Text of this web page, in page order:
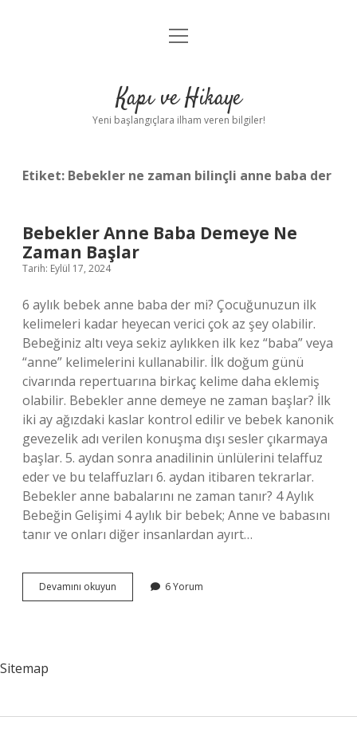
Anasayfa
Yasal Uyarı
menüyü
Kapı ve Hikaye
Yeni başlangıçlara ilham veren bilgiler!
Etiket: Bebekler ne zaman bilinçli anne baba der
Bebekler Anne Baba Demeye Ne
Zaman Başlar
Tarih: Eylül 17, 2024
6 aylık bebek anne baba der mi? Çocuğunuzun ilk
kelimeleri kadar heyecan verici çok az şey olabilir.
Bebeğiniz altı veya sekiz aylıkken ilk kez “baba” veya
“anne” kelimelerini kullanabilir. İlk doğum günü
civarında repertuarına birkaç kelime daha eklemiş
olabilir. Bebekler anne demeye ne zaman başlar? İlk
iki ay ağızdaki kaslar kontrol edilir ve bebek kanonik
gevezelik adı verilen konuşma dışı sesler çıkarmaya
başlar. 5. aydan sonra anadilinin ünlülerini telaffuz
eder ve bu telaffuzları 6. aydan itibaren tekrarlar.
Bebekler anne babalarını ne zaman tanır? 4 Aylık
Bebeğin Gelişimi 4 aylık bir bebek; Anne ve babasını
tanır ve onları diğer insanlardan ayırt…
Devamını okuyun Bebekler
Anne
6 Yorum
Sitemap